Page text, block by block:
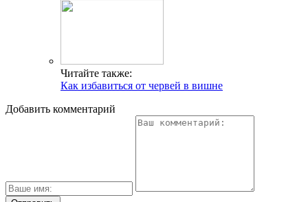
Читайте также:
Как избавиться от червей в вишне
Добавить комментарий